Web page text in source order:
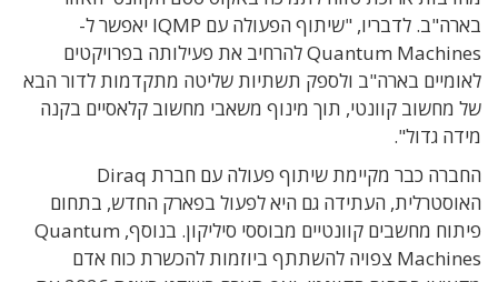
בארה"ב. לדבריו, "שיתוף הפעולה עם IQMP יאפשר ל-
Quantum Machines להרחיב את פעילותה בפרויקטים
לאומיים בארה"ב ולספק תשתיות שליטה מתקדמות לדור הבא
של מחשוב קוונטי, תוך מינוף משאבי מחשוב קלאסיים בקנה
מידה גדול".
החברה כבר מקיימת שיתוף פעולה עם חברת Diraq
האוסטרלית, העתידה גם היא לפעול בפארק החדש, בתחום
פיתוח מחשבים קוונטיים מבוססי סיליקון. בנוסף, Quantum
Machines צפויה להשתתף ביוזמות להכשרת כוח אדם